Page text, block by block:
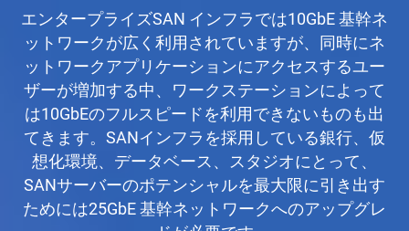
エンタープライズSAN インフラでは10GbE 基幹ネ
ットワークが広く利用されていますが、同時にネ
ットワークアプリケーションにアクセスするユー
ザーが増加する中、ワークステーションによって
は10GbEのフルスピードを利用できないものも出
てきます。SANインフラを採用している銀行、仮
想化環境、データベース、スタジオにとって、
SANサーバーのポテンシャルを最大限に引き出す
ためには25GbE 基幹ネットワークへのアップグレ